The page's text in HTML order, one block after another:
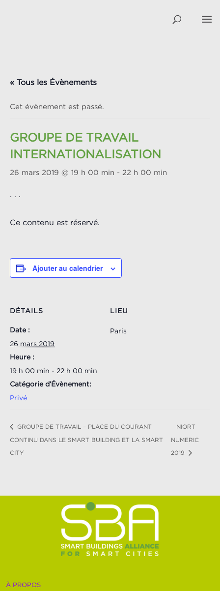
« Tous les Évènements
Cet évènement est passé.
GROUPE DE TRAVAIL
INTERNATIONALISATION
26 mars 2019 @ 19 h 00 min - 22 h 00 min
. . .
Ce contenu est réservé.
Ajouter au calendrier
DÉTAILS
Date :
26 mars 2019
Heure :
19 h 00 min - 22 h 00 min
Catégorie d’Évènement:
Privé
LIEU
Paris
GROUPE DE TRAVAIL – PLACE DU COURANT
CONTINU DANS LE SMART BUILDING ET LA SMART
CITY
NIORT
NUMERIC
2019
À PROPOS